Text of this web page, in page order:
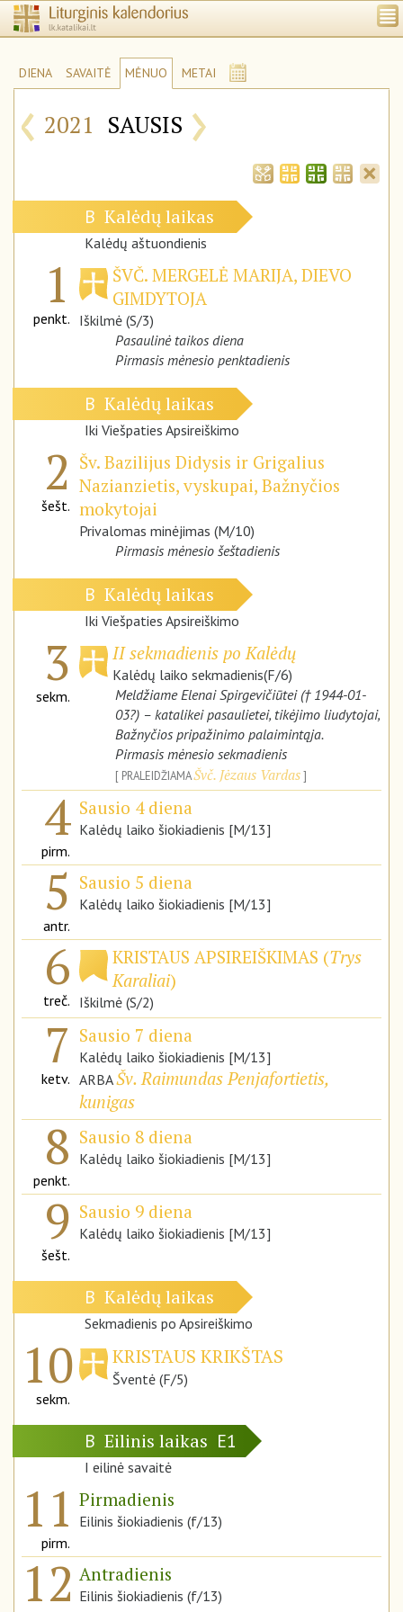
DIENA SAVAITĖ MĖNUO METAI
‹ 2021 SAUSIS ›
B Kalėdų laikas
Kalėdų aštuondienis
1
penkt.
ŠVČ. MERGELĖ MARIJA, DIEVO
GIMDYTOJA
Iškilmė (S/3)
Pasaulinė taikos diena
Pirmasis mėnesio penktadienis
B Kalėdų laikas
Iki Viešpaties Apsireiškimo
2
šešt.
Šv. Bazilijus Didysis ir Grigalius
Nazianzietis, vyskupai, Bažnyčios
mokytojai
Privalomas minėjimas (M/10)
Pirmasis mėnesio šeštadienis
B Kalėdų laikas
Iki Viešpaties Apsireiškimo
3
sekm.
II sekmadienis po Kalėdų
Kalėdų laiko sekmadienis(F/6)
Meldžiame Elenai Spirgevičiūtei († 1944-01-
03?) – katalikei pasaulietei, tikėjimo liudytojai,
Bažnyčios pripažinimo palaimintąja.
Pirmasis mėnesio sekmadienis
PRALEIDŽIAMAŠvč. Jėzaus Vardas
4
pirm.
Sausio 4 diena
Kalėdų laiko šiokiadienis [M/13]
5
antr.
Sausio 5 diena
Kalėdų laiko šiokiadienis [M/13]
6
treč.
KRISTAUS APSIREIŠKIMAS (Trys
Karaliai)
Iškilmė (S/2)
7
ketv.
Sausio 7 diena
Kalėdų laiko šiokiadienis [M/13]
ARBAŠv. Raimundas Penjafortietis,
kunigas
8
penkt.
Sausio 8 diena
Kalėdų laiko šiokiadienis [M/13]
9
šešt.
Sausio 9 diena
Kalėdų laiko šiokiadienis [M/13]
B Kalėdų laikas
Sekmadienis po Apsireiškimo
10
sekm.
KRISTAUS KRIKŠTAS
Šventė (F/5)
B Eilinis laikas E1
I eilinė savaitė
11
pirm.
Pirmadienis
Eilinis šiokiadienis (f/13)
12 Antradienis
Eilinis šiokiadienis (f/13)